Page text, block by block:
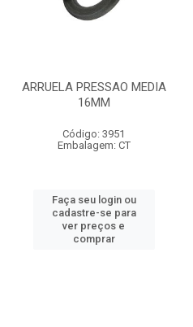
ARRUELA PRESSAO MEDIA
16MM
Código: 3951
Embalagem: CT
Faça seu login ou
cadastre-se para
ver preços e
comprar